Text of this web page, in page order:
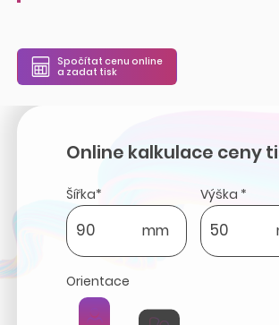
Spočítat cenu online
a zadat tisk
Online kalkulace ceny
Šířka*
mm
Výška *
Orientace